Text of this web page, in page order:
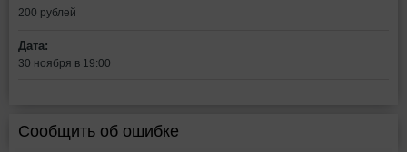
200 рублей
Дата:
30 ноября в 19:00
Сообщить об ошибке